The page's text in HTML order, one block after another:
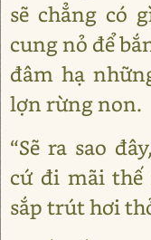
sẽ chẳng có
cung nỏ để
đâm hạ
lợn rừng non.
“Sẽ ra sao
cứ đi mãi thế
sắp trút hơi